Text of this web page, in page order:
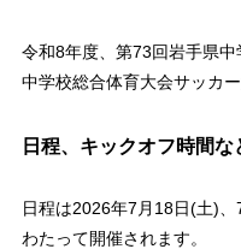
令和8年度、第73回岩手県
中学校総合体育大会サッカ
日程、キックオフ時間な
日程は2026年7月18日(土)
わたって開催されます。